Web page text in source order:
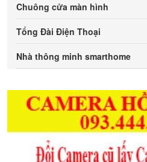
Chuông cửa màn hình
Tổng Đài Điện Thoại
Nhà thông minh smarthome